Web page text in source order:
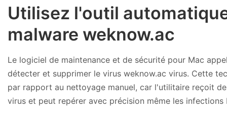
Utilisez l'outil
malware weknow.ac
Le logiciel de maintenance et de sécurité pour Mac
détecter et supprimer le virus weknow.ac virus. Cette
par rapport au nettoyage manuel, car l'utilitaire reçoit
virus et peut repérer avec précision même les infections